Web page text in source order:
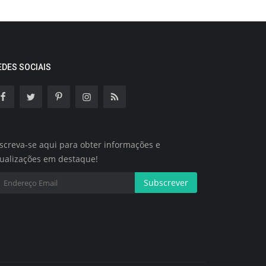
SOCIAIS
se aqui para obter informações e
em destaque!
Subscrever